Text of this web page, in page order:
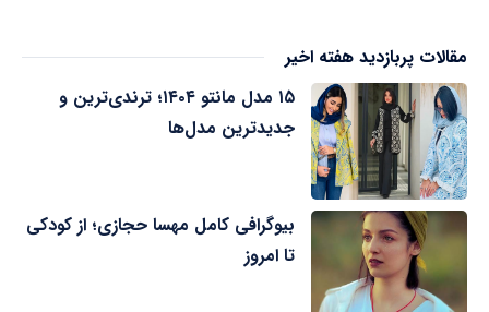
مقالات پربازدید هفته اخیر
۱۵ مدل مانتو ۱۴۰۴؛ ترندی‌ترین و
جدیدترین مدل‌ها
بیوگرافی کامل مهسا حجازی؛ از کودکی
تا امروز